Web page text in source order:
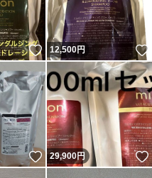
いいね！
12,500円
いいね！
29,900円